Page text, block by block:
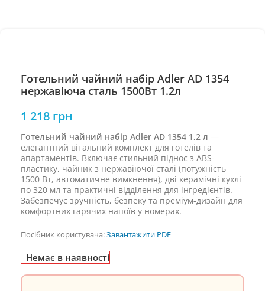
Готельний чайний набір Adler AD 1354
нержавіюча сталь 1500Вт 1.2л
1 218 грн
Готельний чайний набір Adler AD 1354 1,2 л —
елегантний вітальний комплект для готелів та
апартаментів. Включає стильний піднос з ABS-
пластику, чайник з нержавіючої сталі (потужність
1500 Вт, автоматичне вимкнення), дві керамічні кухлі
по 320 мл та практичні відділення для інгредієнтів.
Забезпечує зручність, безпеку та преміум-дизайн для
комфортних гарячих напоїв у номерах.
Посібник користувача:Завантажити PDF
Немає в наявності